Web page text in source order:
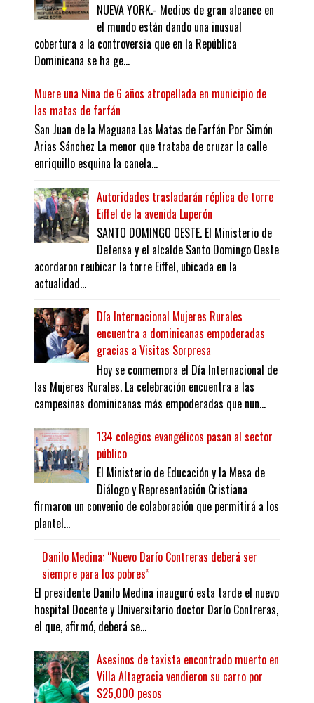
NUEVA YORK.- Medios de gran alcance en
el mundo están dando una inusual
cobertura a la controversia que en la República
Dominicana se ha ge...
Muere una Nina de 6 años atropellada en municipio de
las matas de farfán
San Juan de la Maguana Las Matas de Farfán Por Simón
Arias Sánchez La menor que trataba de cruzar la calle
enriquillo esquina la canela...
Autoridades trasladarán réplica de torre
Eiffel de la avenida Luperón
SANTO DOMINGO OESTE. El Ministerio de
Defensa y el alcalde Santo Domingo Oeste
acordaron reubicar la torre Eiffel, ubicada en la
actualidad...
Día Internacional Mujeres Rurales
encuentra a dominicanas empoderadas
gracias a Visitas Sorpresa
Hoy se conmemora el Día Internacional de
las Mujeres Rurales. La celebración encuentra a las
campesinas dominicanas más empoderadas que nun...
134 colegios evangélicos pasan al sector
público
El Ministerio de Educación y la Mesa de
Diálogo y Representación Cristiana
firmaron un convenio de colaboración que permitirá a los
plantel...
Danilo Medina: “Nuevo Darío Contreras deberá ser
siempre para los pobres”
El presidente Danilo Medina inauguró esta tarde el nuevo
hospital Docente y Universitario doctor Darío Contreras,
el que, afirmó, deberá se...
Asesinos de taxista encontrado muerto en
Villa Altagracia vendieron su carro por
$25,000 pesos